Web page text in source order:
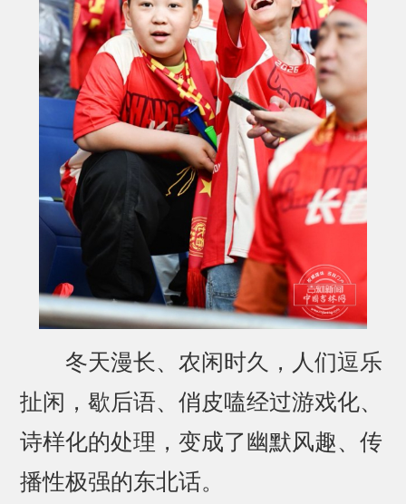
冬天漫长、农闲时久，人们逗乐
扯闲，歇后语、俏皮嗑经过游戏化、
诗样化的处理，变成了幽默风趣、传
播性极强的东北话。